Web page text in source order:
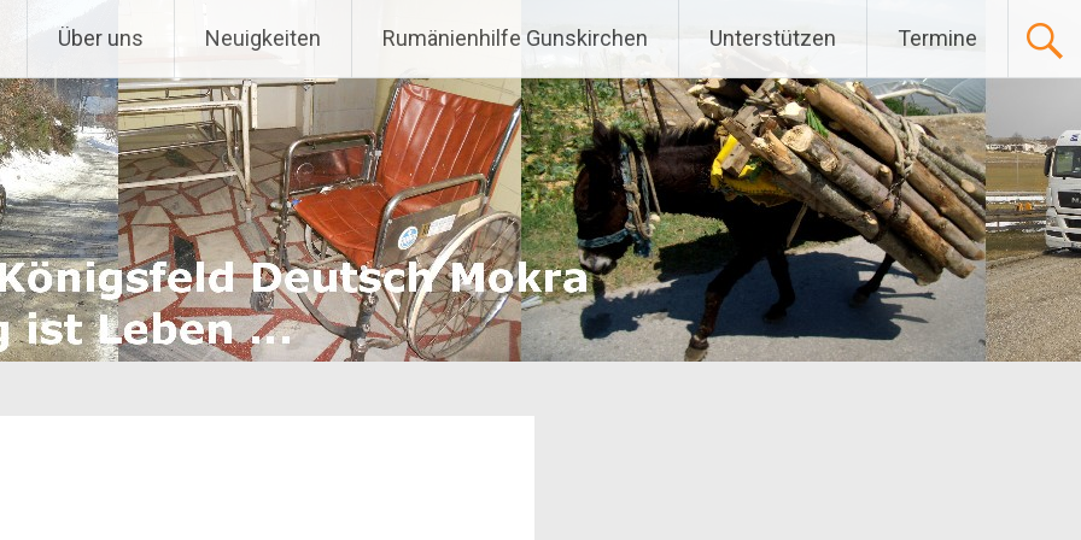
Über uns Neuigkeiten Rumänienhilfe Gunskirchen Unterstützen Termine